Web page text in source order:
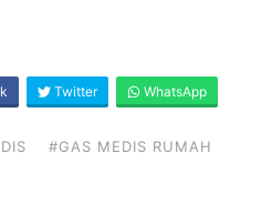
Twitter WhatsApp
#GAS MEDIS RUMAH